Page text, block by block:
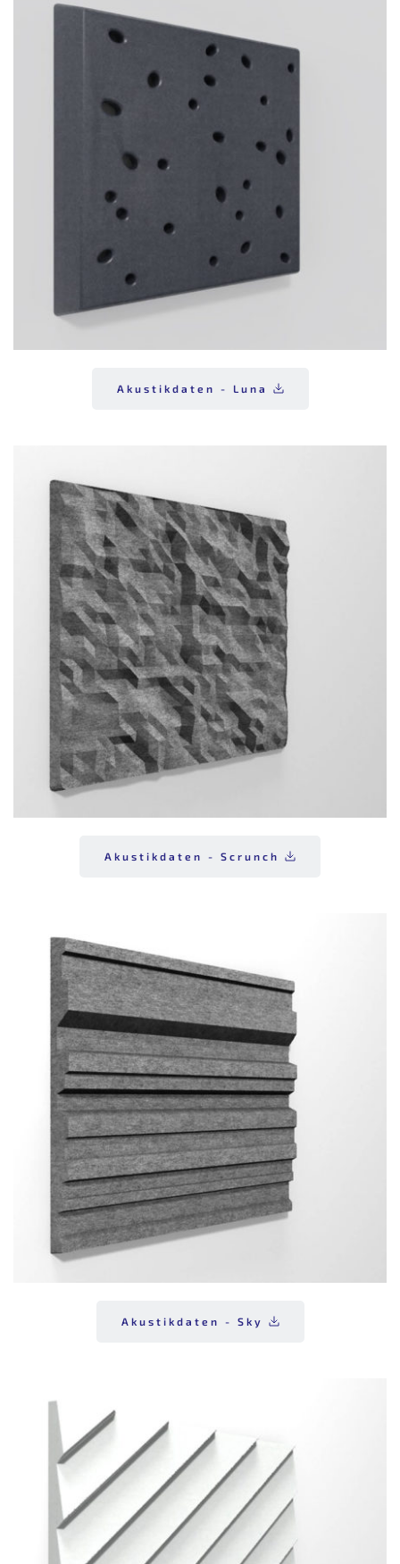
Akustikdaten - Luna
Akustikdaten - Scrunch
Akustikdaten - Sky